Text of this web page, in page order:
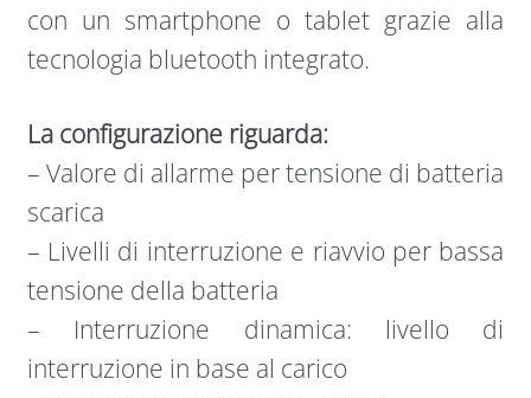
con un smartphone o tablet grazie alla
tecnologia bluetooth integrato.
La configurazione riguarda:
– Valore di allarme per tensione di batteria
scarica
– Livelli di interruzione e riavvio per bassa
tensione della batteria
– Interruzione dinamica: livello di
interruzione in base al carico